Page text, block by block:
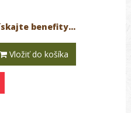
benefity...
Vložiť do košíka